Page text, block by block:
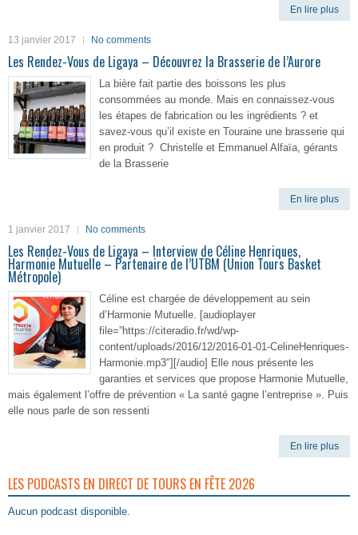
En lire plus
13 janvier 2017 No comments
Les Rendez-Vous de Ligaya – Découvrez la Brasserie de l’Aurore
La bière fait partie des boissons les plus
consommées au monde. Mais en connaissez-vous
les étapes de fabrication ou les ingrédients ? et
savez-vous qu’il existe en Touraine une brasserie qui
en produit ? Christelle et Emmanuel Alfaïa, gérants
de la Brasserie
En lire plus
1 janvier 2017 No comments
Les Rendez-Vous de Ligaya – Interview de Céline Henriques,
Harmonie Mutuelle – Partenaire de l’UTBM (Union Tours Basket
Métropole)
Céline est chargée de développement au sein
d’Harmonie Mutuelle. [audioplayer
file=”https://citeradio.fr/wd/wp-
content/uploads/2016/12/2016-01-01-CelineHenriques-
Harmonie.mp3″][/audio] Elle nous présente les
garanties et services que propose Harmonie Mutuelle,
mais également l’offre de prévention « La santé gagne l’entreprise ». Puis
elle nous parle de son ressenti
En lire plus
LES PODCASTS EN DIRECT DE TOURS EN FÊTE 2026
Aucun podcast disponible.